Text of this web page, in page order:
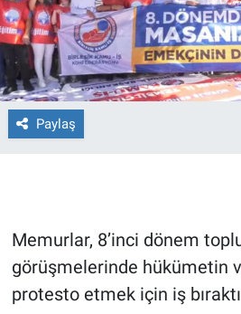
Paylaş
Memurlar, 8’inci dönem
görüşmelerinde hükümetin
protesto etmek için iş
Gün Bitiyor
Gün Ortası
Gündem Özel
İlan